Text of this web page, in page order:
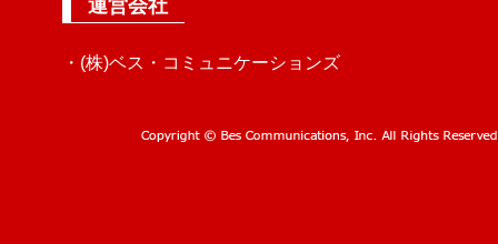
運営会社
・(株)ベス・コミュニケーションズ